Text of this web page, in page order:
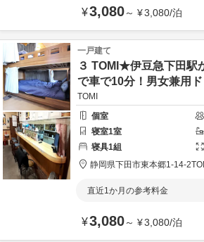
¥3,080～ ¥3,080/泊
一戸建て
３ TOMI★伊豆急下田駅
で車で10分！男女兼用
TOMI
個室
寝室1室
寝具1組
静岡県下田市東本郷1-14-2
直近1か月の参考料金
¥3,080～ ¥3,080/泊